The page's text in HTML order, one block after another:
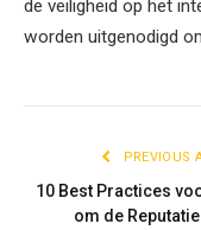
de veiligheid op het
worden uitgenodigd
PREVIOUS
10 Best Practices
om de